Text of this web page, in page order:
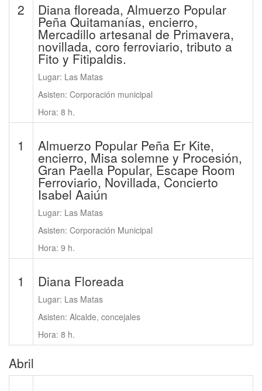
2 Diana floreada, Almuerzo Popular
Peña Quitamanías, encierro,
Mercadillo artesanal de Primavera,
novillada, coro ferroviario, tributo a
Fito y Fitipaldis.
Lugar: Las Matas
Asisten: Corporación municipal
Hora: 8 h.
1 Almuerzo Popular Peña Er Kite,
encierro, Misa solemne y Procesión,
Gran Paella Popular, Escape Room
Ferroviario, Novillada, Concierto
Isabel Aaiún
Lugar: Las Matas
Asisten: Corporación Municipal
Hora: 9 h.
1 Diana Floreada
Lugar: Las Matas
Asisten: Alcalde, concejales
Hora: 8 h.
Abril